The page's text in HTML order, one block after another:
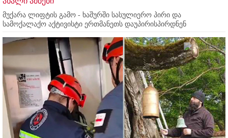
მუქარა ლიფტის გამო - ხაშურში სასულიერო პირი და
სამოქალაქო აქტივისტი ერთმანეთს დაუპირისპირდნენ